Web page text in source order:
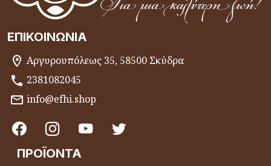
ΕΠΙΚΟΙΝΩΝΊΑ
Αργυρουπόλεως 35, 58500 Σκύδρα
2381082045
info@efhi.shop
ΠΡΟΪΌΝΤΑ